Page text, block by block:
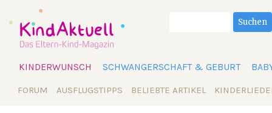
überspringen
KINDERWUNSCH SCHWANGERSCHAFT & GEBURT
Navigation
FORUM AUSFLUGSTIPPS BELIEBTE ARTIKEL
Suchen